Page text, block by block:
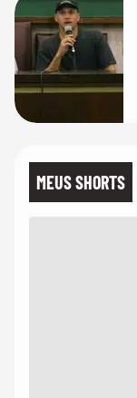
MEUS SHORTS